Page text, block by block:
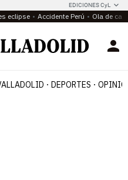
EDICIONES CyL
eclipse Accidente Perú Ola de
DEPORTES